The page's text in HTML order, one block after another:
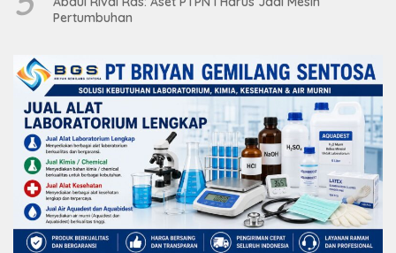
Pertumbuhan